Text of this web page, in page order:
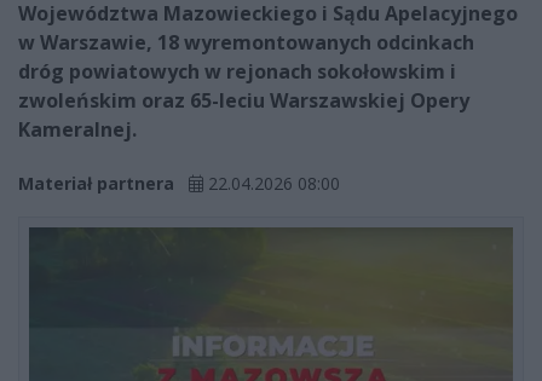
Województwa Mazowieckiego i Sądu Apelacyjnego
w Warszawie, 18 wyremontowanych odcinkach
dróg powiatowych w rejonach sokołowskim i
zwoleńskim oraz 65-leciu Warszawskiej Opery
Kameralnej.
Materiał partnera 22.04.2026 08:00